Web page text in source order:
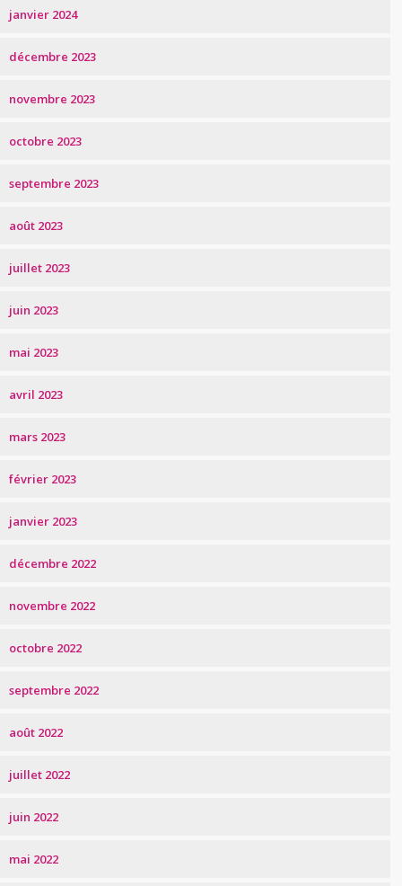
janvier 2024
décembre 2023
novembre 2023
octobre 2023
septembre 2023
août 2023
juillet 2023
juin 2023
mai 2023
avril 2023
mars 2023
février 2023
janvier 2023
décembre 2022
novembre 2022
octobre 2022
septembre 2022
août 2022
juillet 2022
juin 2022
mai 2022